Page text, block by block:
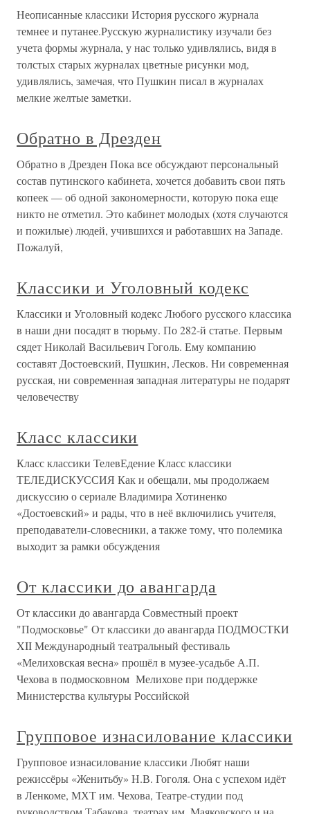
Неописанные классики История русского журнала
темнее и путанее.Русскую журналистику изучали без
учета формы журнала, у нас только удивлялись, видя в
толстых старых журналах цветные рисунки мод,
удивлялись, замечая, что Пушкин писал в журналах
мелкие желтые заметки.
Обратно в Дрезден
Обратно в Дрезден Пока все обсуждают персональный
состав путинского кабинета, хочется добавить свои пять
копеек — об одной закономерности, которую пока еще
никто не отметил. Это кабинет молодых (хотя случаются
и пожилые) людей, учившихся и работавших на Западе.
Пожалуй,
Классики и Уголовный кодекс
Классики и Уголовный кодекс Любого русского классика
в наши дни посадят в тюрьму. По 282-й статье. Первым
сядет Николай Васильевич Гоголь. Ему компанию
составят Достоевский, Пушкин, Лесков. Ни современная
русская, ни современная западная литературы не подарят
человечеству
Класс классики
Класс классики ТелевЕдение Класс классики
ТЕЛЕДИСКУССИЯ Как и обещали, мы продолжаем
дискуссию о сериале Владимира Хотиненко
«Достоевский» и рады, что в неё включились учителя,
преподаватели-словесники, а также тому, что полемика
выходит за рамки обсуждения
От классики до авангарда
От классики до авангарда Совместный проект
"Подмосковье" От классики до авангарда ПОДМОСТКИ
XII Международный театральный фестиваль
«Мелиховская весна» прошёл в музее-усадьбе А.П.
Чехова в подмосковном Мелихове при поддержке
Министерства культуры Российской
Групповое изнасилование классики
Групповое изнасилование классики Любят наши
режиссёры «Женитьбу» Н.В. Гоголя. Она с успехом идёт
в Ленкоме, МХТ им. Чехова, Театре-студии под